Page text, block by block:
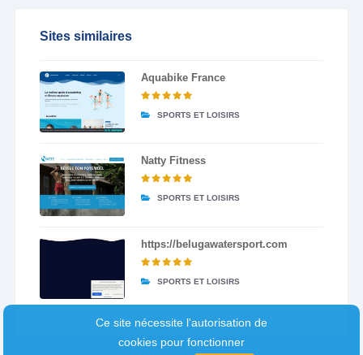
Sites similaires
Aquabike France
SPORTS ET LOISIRS
Natty Fitness
SPORTS ET LOISIRS
https://belugawatersport.com
SPORTS ET LOISIRS
Ce site nécessite l'autorisation de
cookies pour fonctionner